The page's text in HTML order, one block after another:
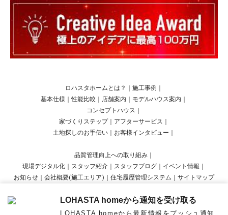
ロハスタホームとは？ 施工事例
基本仕様 ｜性能比較 店舗案内 モデルハウス案内
コンセプトハウス
家づくりステップ
アフターサービス
土地探しのお手伝い
お客様インタビュー
品質管理向上への取り組み
現場デジタル化
スタッフ紹介 スタッフブログ イベント情報
お知らせ
会社概要(施工エリア) 住宅履歴管理システム サイトマップ
Copyright © LOHASTA home presented by LOHAS studio All Rights Reserved.
LOHASTA homeから通知を受け取る
LOHASTA homeから最新情報をプッシュ通知